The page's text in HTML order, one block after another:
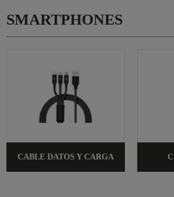
SMARTPHONES
CABLE DATOS Y CARGA